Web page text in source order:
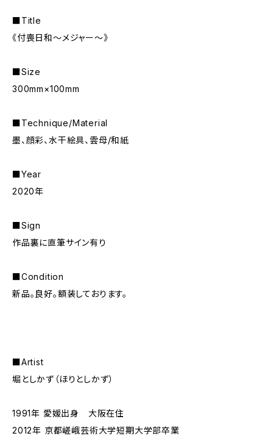
■Title
《付喪日和〜メジャー〜》
■Size
300mm×100mm
■Technique/Material
墨、顔彩、水干絵具、雲母/和紙
■Year
2020年
■Sign
作品裏に直筆サイン有り
■Condition
新品。良好。額装しております。
■Artist
堀としかず（ほりとしかず）
1991年 愛媛出身 大阪在住
2012年 京都嵯峨芸術大学短期大学部卒業